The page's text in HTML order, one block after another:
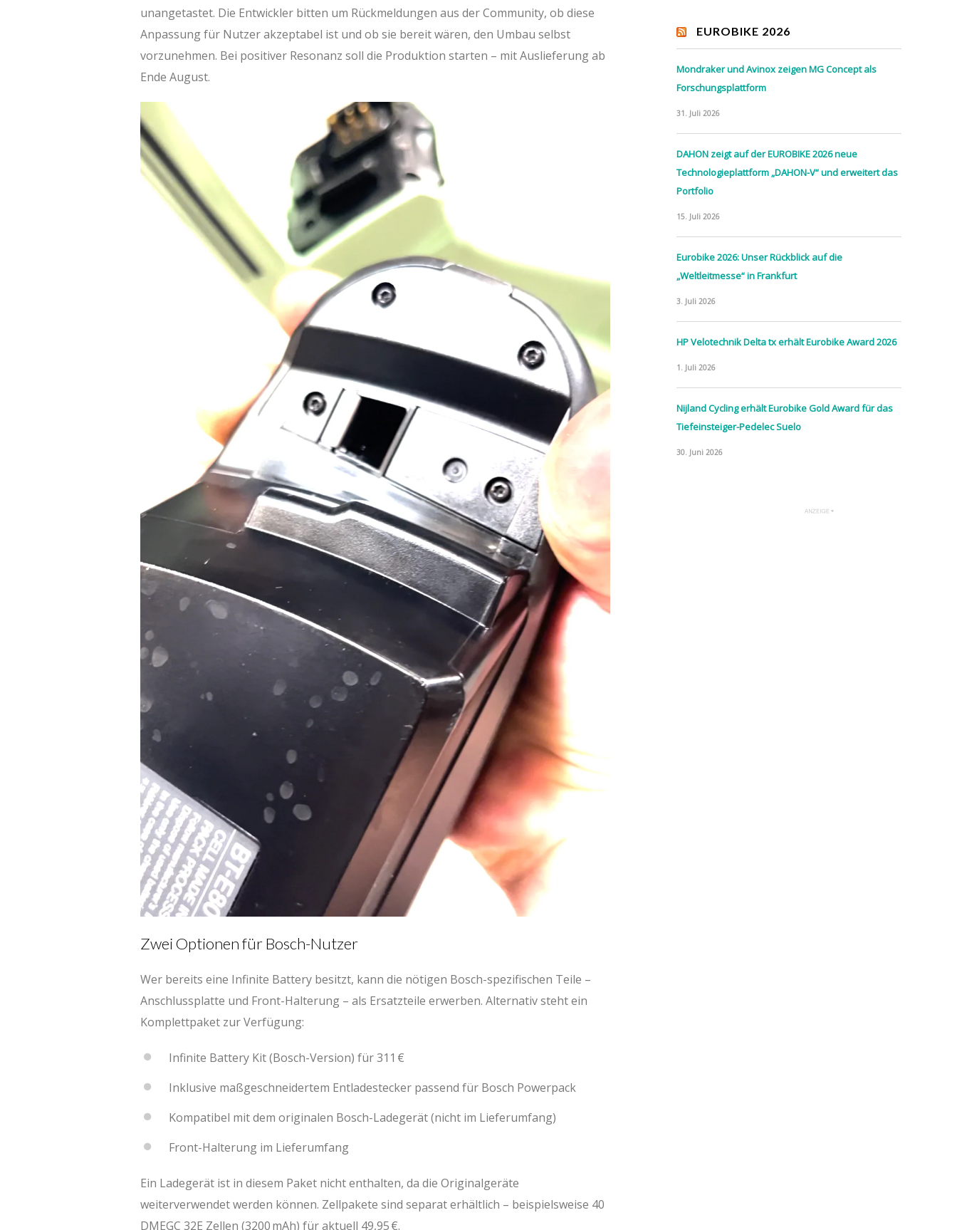
unangetastet. Die Entwickler bitten um Rückmeldungen aus der Community, ob diese
Anpassung für Nutzer akzeptabel ist und ob sie bereit wären, den Umbau selbst
vorzunehmen. Bei positiver Resonanz soll die Produktion starten – mit Auslieferung ab
Ende August.
Zwei Optionen für Bosch-Nutzer
Wer bereits eine Infinite Battery besitzt, kann die nötigen Bosch-spezifischen Teile –
Anschlussplatte und Front-Halterung – als Ersatzteile erwerben. Alternativ steht ein
Komplettpaket zur Verfügung:
Infinite Battery Kit (Bosch-Version) für 311 €
Inklusive maßgeschneidertem Entladestecker passend für Bosch Powerpack
Kompatibel mit dem originalen Bosch-Ladegerät (nicht im Lieferumfang)
Front-Halterung im Lieferumfang
Ein Ladegerät ist in diesem Paket nicht enthalten, da die Originalgeräte
weiterverwendet werden können. Zellpakete sind separat erhältlich – beispielsweise 40
DMEGC 32E Zellen (3200 mAh) für aktuell 49,95 €.
EUROBIKE 2026
Mondraker und Avinox zeigen MG Concept als
Forschungsplattform
31. Juli 2026
DAHON zeigt auf der EUROBIKE 2026 neue
Technologieplattform „DAHON-V“ und erweitert das
Portfolio
15. Juli 2026
Eurobike 2026: Unser Rückblick auf die
„Weltleitmesse“ in Frankfurt
3. Juli 2026
HP Velotechnik Delta tx erhält Eurobike Award 2026
1. Juli 2026
Nijland Cycling erhält Eurobike Gold Award für das
Tiefeinsteiger-Pedelec Suelo
30. Juni 2026